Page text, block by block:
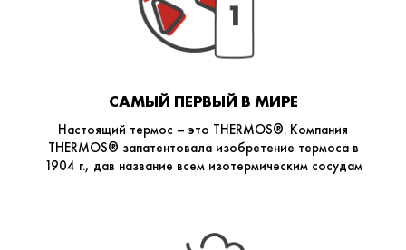
САМЫЙ ПЕРВЫЙ В МИРЕ
Настоящий термос – это THERMOS®. Компания
THERMOS® запатентовала изобретение термоса в
1904 г., дав название всем изотермическим сосудам